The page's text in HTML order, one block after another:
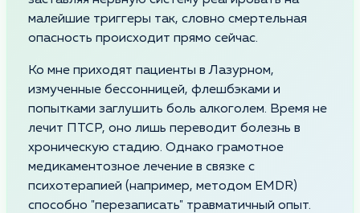
малейшие триггеры так, словно смертельная
опасность происходит прямо сейчас.
Ко мне приходят пациенты в Лазурном,
измученные бессонницей, флешбэками и
попытками заглушить боль алкоголем. Время не
лечит ПТСР, оно лишь переводит болезнь в
хроническую стадию. Однако грамотное
медикаментозное лечение в связке с
психотерапией (например, методом EMDR)
способно "перезаписать" травматичный опыт.